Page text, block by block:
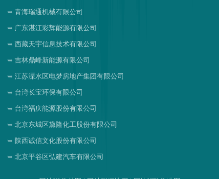
青海瑞通机械有限公司
广东湛江彩辉能源有限公司
西藏天宇信息技术有限公司
吉林鼎峰新能源有限公司
江苏溧水区电梦房地产集团有限公司
台湾长宝环保有限公司
台湾福庆能源股份有限公司
北京东城区黛隆化工股份有限公司
陕西诚信文化股份有限公司
北京平谷区弘建汽车有限公司